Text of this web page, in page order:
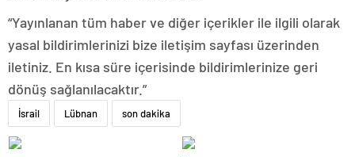
“Yayınlanan tüm haber ve diğer içerikler ile ilgili olarak
yasal bildirimlerinizi bize iletişim sayfası üzerinden
iletiniz. En kısa süre içerisinde bildirimlerinize geri
dönüş sağlanılacaktır.”
İsrail Lübnan son dakika